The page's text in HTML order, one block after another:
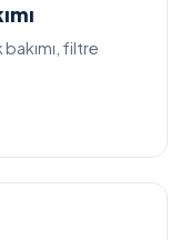
filtre